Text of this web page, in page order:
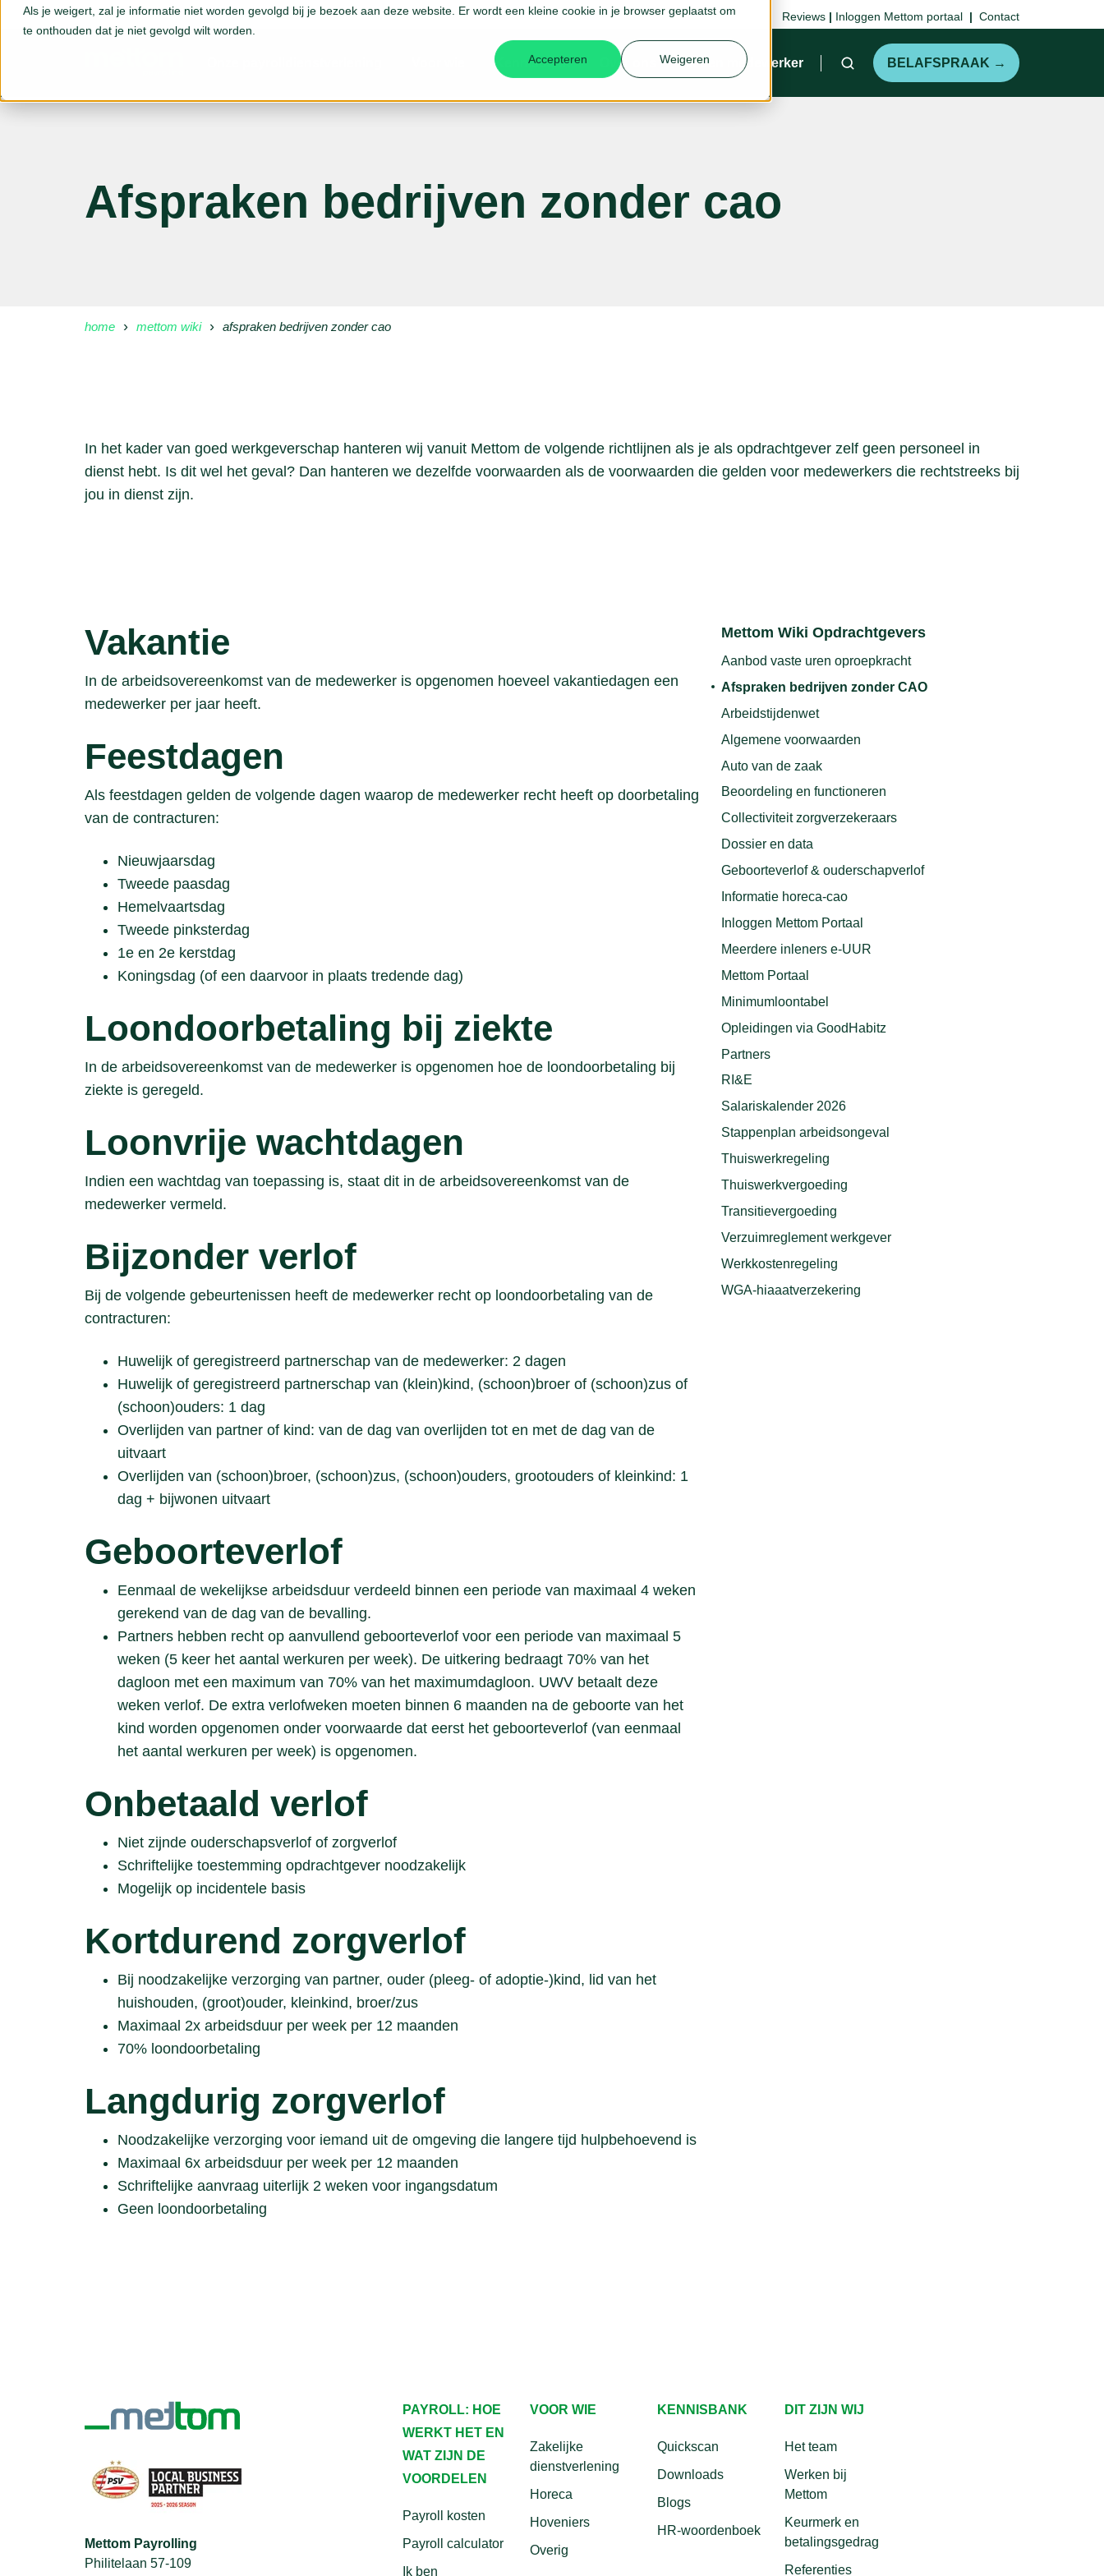
Als je weigert, zal je informatie niet worden gevolgd bij je bezoek aan deze website. Er wordt een kleine cookie in je browser geplaatst om
te onthouden dat je niet gevolgd wilt worden.
Accepteren Weigeren
Reviews | Inloggen Mettom portaal | Contact
Kennisbank Over ons Ik ben medewerker BELAFSPRAAK →
Afspraken bedrijven zonder cao
home mettom wiki afspraken bedrijven zonder cao
In het kader van goed werkgeverschap hanteren wij vanuit Mettom de volgende richtlijnen als je als opdrachtgever zelf geen personeel in
dienst hebt. Is dit wel het geval? Dan hanteren we dezelfde voorwaarden als de voorwaarden die gelden voor medewerkers die rechtstreeks bij
jou in dienst zijn.
Vakantie
In de arbeidsovereenkomst van de medewerker is opgenomen hoeveel vakantiedagen een
medewerker per jaar heeft.
Feestdagen
Als feestdagen gelden de volgende dagen waarop de medewerker recht heeft op doorbetaling
van de contracturen:
Nieuwjaarsdag
Tweede paasdag
Hemelvaartsdag
Tweede pinksterdag
1e en 2e kerstdag
Koningsdag (of een daarvoor in plaats tredende dag)
Loondoorbetaling bij ziekte
In de arbeidsovereenkomst van de medewerker is opgenomen hoe de loondoorbetaling bij
ziekte is geregeld.
Loonvrije wachtdagen
Indien een wachtdag van toepassing is, staat dit in de arbeidsovereenkomst van de
medewerker vermeld.
Bijzonder verlof
Bij de volgende gebeurtenissen heeft de medewerker recht op loondoorbetaling van de
contracturen:
Huwelijk of geregistreerd partnerschap van de medewerker: 2 dagen
Huwelijk of geregistreerd partnerschap van (klein)kind, (schoon)broer of (schoon)zus of
(schoon)ouders: 1 dag
Overlijden van partner of kind: van de dag van overlijden tot en met de dag van de
uitvaart
Overlijden van (schoon)broer, (schoon)zus, (schoon)ouders, grootouders of kleinkind: 1
dag + bijwonen uitvaart
Geboorteverlof
Eenmaal de wekelijkse arbeidsduur verdeeld binnen een periode van maximaal 4 weken
gerekend van de dag van de bevalling.
Partners hebben recht op aanvullend geboorteverlof voor een periode van maximaal 5
weken (5 keer het aantal werkuren per week). De uitkering bedraagt 70% van het
dagloon met een maximum van 70% van het maximumdagloon. UWV betaalt deze
weken verlof. De extra verlofweken moeten binnen 6 maanden na de geboorte van het
kind worden opgenomen onder voorwaarde dat eerst het geboorteverlof (van eenmaal
het aantal werkuren per week) is opgenomen.
Onbetaald verlof
Niet zijnde ouderschapsverlof of zorgverlof
Schriftelijke toestemming opdrachtgever noodzakelijk
Mogelijk op incidentele basis
Kortdurend zorgverlof
Bij noodzakelijke verzorging van partner, ouder (pleeg- of adoptie-)kind, lid van het
huishouden, (groot)ouder, kleinkind, broer/zus
Maximaal 2x arbeidsduur per week per 12 maanden
70% loondoorbetaling
Langdurig zorgverlof
Noodzakelijke verzorging voor iemand uit de omgeving die langere tijd hulpbehoevend is
Maximaal 6x arbeidsduur per week per 12 maanden
Schriftelijke aanvraag uiterlijk 2 weken voor ingangsdatum
Geen loondoorbetaling
Mettom Wiki Opdrachtgevers
Aanbod vaste uren oproepkracht
Afspraken bedrijven zonder CAO
Arbeidstijdenwet
Algemene voorwaarden
Auto van de zaak
Beoordeling en functioneren
Collectiviteit zorgverzekeraars
Dossier en data
Geboorteverlof & ouderschapverlof
Informatie horeca-cao
Inloggen Mettom Portaal
Meerdere inleners e-UUR
Mettom Portaal
Minimumloontabel
Opleidingen via GoodHabitz
Partners
RI&E
Salariskalender 2026
Stappenplan arbeidsongeval
Thuiswerkregeling
Thuiswerkvergoeding
Transitievergoeding
Verzuimreglement werkgever
Werkkostenregeling
WGA-hiaaatverzekering
Mettom Payrolling
Philitelaan 57-109
PAYROLL: HOE
WERKT HET EN
WAT ZIJN DE
VOORDELEN
Payroll kosten
Payroll calculator
Ik ben
VOOR WIE
Zakelijke
dienstverlening
Horeca
Hoveniers
Overig
KENNISBANK
Quickscan
Downloads
Blogs
HR-woordenboek
DIT ZIJN WIJ
Het team
Werken bij
Mettom
Keurmerk en
betalingsgedrag
Referenties